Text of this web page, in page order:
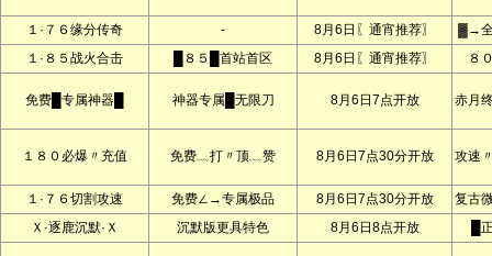
１·７６缘分传奇 - 8月6日〖通宵推荐〗
▓→
１·８５战火合击
█８５█首站首区 8月6日〖通宵推荐〗 ８
免费█专属神器█ 神器专属█无限刀 8月6日7点开放 赤月
１８０必爆〃充值 免费﹏打〃顶﹏赞 8月6日7点30分开放 攻速
１·７６切割攻速 免费∠→专属极品 8月6日7点30分开放
复古
Ｘ·逐鹿沉默·Ｘ
沉默版更具特色 8月6日8点开放 █